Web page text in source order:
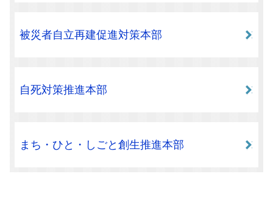
被災者自立再建促進対策本部
自死対策推進本部
まち・ひと・しごと創生推進本部